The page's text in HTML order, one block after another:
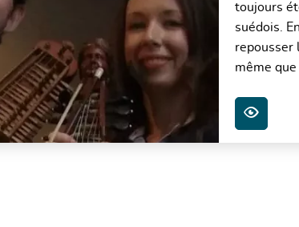
toujours
suédois.
repousser
même que